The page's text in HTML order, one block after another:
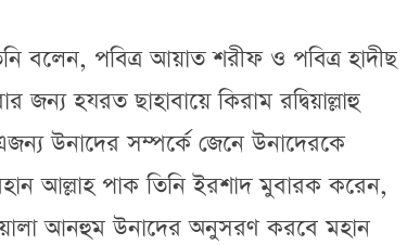
বলেন, পবিত্র আয়াত শরীফ ও পবিত্র হাদীছ
জন্য হযরত ছাহাবায়ে কিরাম রদ্বিয়াল্লাহু
উনাদের সম্পর্কে জেনে উনাদেরকে
আল্লাহ পাক তিনি ইরশাদ মুবারক করেন,
তায়ালা আনহুম উনাদের অনুসরণ করবে মহান